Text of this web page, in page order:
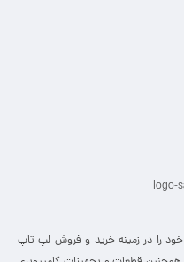
اطلاع وب از سال 83 فعالیت خود را در زمینه خرید و فروش لپ تاپ